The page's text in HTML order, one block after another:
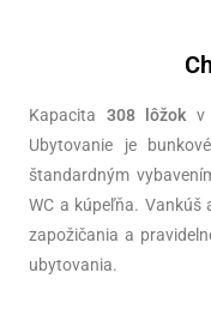
Kapacita 308 lôžok v
Ubytovanie je
štandardným
WC a kúpeľňa.
zapožičania a
ubytovania.